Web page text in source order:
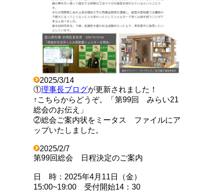
2025/3/14
①理事長ブログが更新されました！
↑こちらからどうぞ。「第99回 みらい21
総会のお伝え」
②総会ご案内状をミータス ファイルにア
ップいたしました。
2025/2/7
第99回総会 日程決定のご案内
日 時：2025年4月11日（金）
15:00~19:00 受付開始14：30